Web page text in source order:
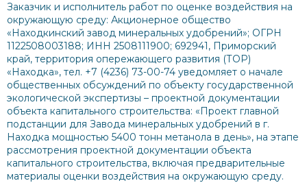
Заказчик и исполнитель работ по оценке воздействия на
окружающую среду: Акционерное общество
«Находкинский завод минеральных удобрений»; ОГРН
1122508003188; ИНН 2508111900; 692941, Приморский
край, территория опережающего развития (ТОР)
«Находка», тел. +7 (4236) 73-00-74 уведомляет о начале
общественных обсуждений по объекту государственной
экологической экспертизы – проектной документации
объекта капитального строительства: «Проект главной
подстанции для Завода минеральных удобрений в г.
Находка мощностью 5400 тонн метанола в день», на этапе
рассмотрения проектной документации объекта
капитального строительства, включая предварительные
материалы оценки воздействия на окружающую среду.